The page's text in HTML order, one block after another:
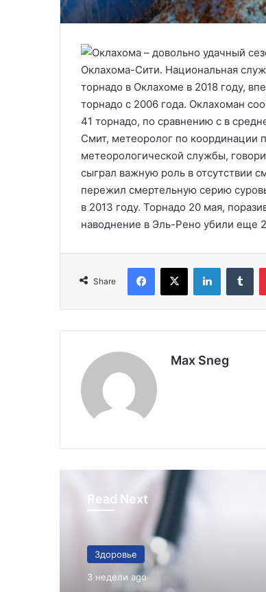
Оклахома-Сити. Национальная
торнадо в Оклахоме в 2018 году,
торнадо с 2006 года. Оклахоман
41 торнадо, по сравнению с в
Смит, метеоролог по координации
метеорологической службы,
сыграл важную роль в отсутствии
пережил смертельную серию
в 2013 году. Торнадо 20 мая,
наводнение в Эль-Рено убили еще
Share
Max Sneg
Read Next
Здоровье
3 недели ago